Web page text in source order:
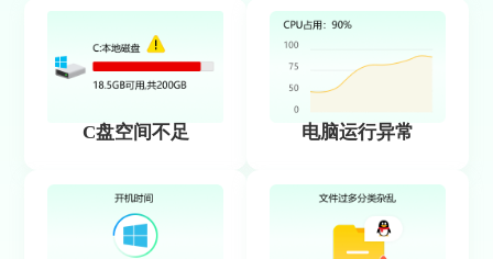
C盘空间不足 电脑运行异常